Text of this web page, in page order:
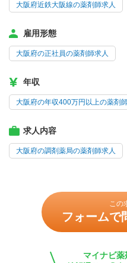
大阪府近鉄大阪線の薬剤師求人
雇用形態
大阪府の正社員の薬剤師求人
年収
大阪府の年収400万円以上の薬剤
求人内容
大阪府の調剤薬局の薬剤師求人
この
フォームで
マイナビ